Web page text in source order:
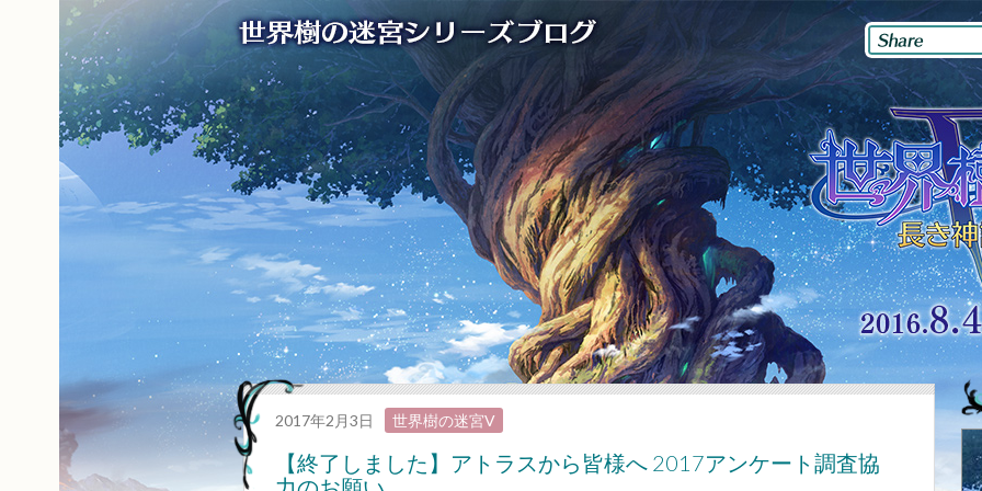
2017年2月3日 世界樹の迷宮V
【終了しました】アトラスから皆様へ 2017アンケート調査協